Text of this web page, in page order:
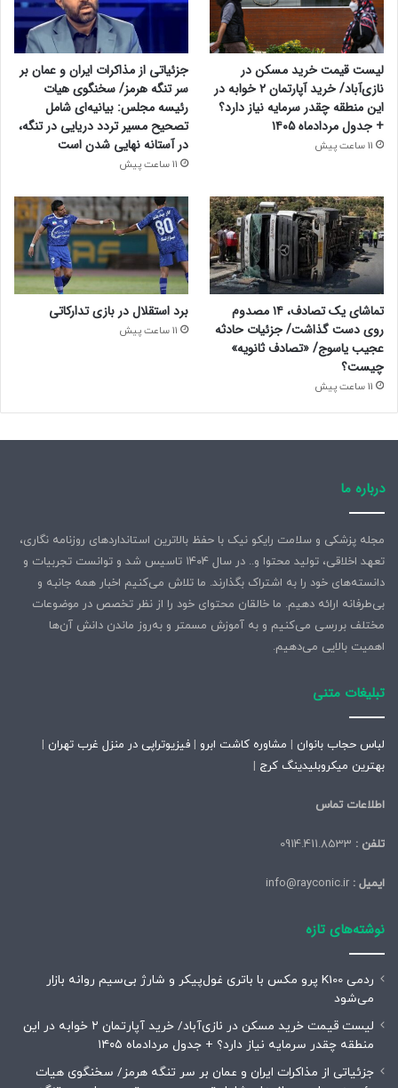
لیست قیمت خرید مسکن در
نازی‌آباد/ خرید آپارتمان ۲ خوابه در
این منطقه چقدر سرمایه نیاز دارد؟
+ جدول مردادماه ۱۴۰۵
11 ساعت پیش
جزئیاتی از مذاکرات ایران و عمان بر
سر تنگه هرمز/ سخنگوی هیات
رئیسه مجلس: بیانیه‌ای شامل
تصحیح مسیر تردد دریایی در تنگه،
در آستانه نهایی شدن است
11 ساعت پیش
تماشای یک تصادف، ۱۴ مصدوم
روی دست گذاشت/ جزئیات حادثه
عجیب یاسوج/ «تصادف ثانویه»
چیست؟
11 ساعت پیش
برد استقلال در بازی تدارکاتی
11 ساعت پیش
درباره ما
مجله پزشکی و سلامت رایکو نیک با حفظ بالاترین استانداردهای روزنامه نگاری،
تعهد اخلاقی، تولید محتوا و.. در سال ۱۴۰۴ تاسیس شد و توانست تجربیات و
دانسته‌های خود را به اشتراک بگذارند. ما تلاش می‌کنیم اخبار همه جانبه و
بی‌طرفانه ارائه دهیم. ما خالقان محتوای خود را از نظر تخصص در موضوعات
مختلف بررسی می‌کنیم و به آموزش مسمتر و به‌روز ماندن دانش آن‌ها
اهمیت بالایی می‌دهیم.
تبلیغات متنی
لباس حجاب بانوان | مشاوره کاشت ابرو | فیزیوتراپی در منزل غرب تهران |
بهترین میکروبلیدینگ کرج |
اطلاعات تماس
تلفن :
ایمیل :
نوشته‌های تازه
ردمی K100 پرو مکس با باتری غول‌پیکر و شارژ بی‌سیم روانه بازار
می‌شود
لیست قیمت خرید مسکن در نازی‌آباد/ خرید آپارتمان ۲ خوابه در این
منطقه چقدر سرمایه نیاز دارد؟ + جدول مردادماه ۱۴۰۵
جزئیاتی از مذاکرات ایران و عمان بر سر تنگه هرمز/ سخنگوی هیات